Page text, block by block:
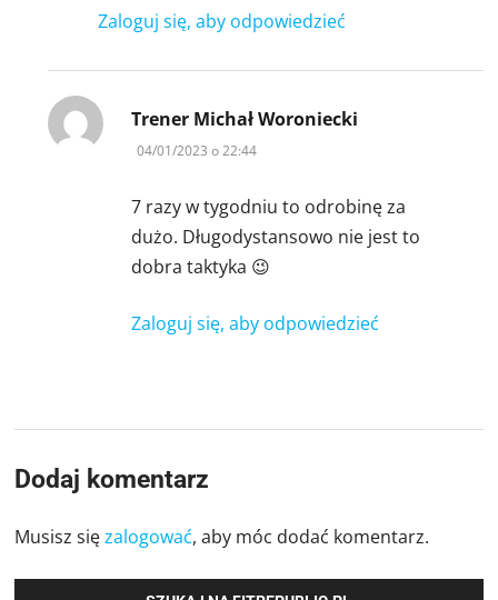
Zaloguj się, aby odpowiedzieć
Trener Michał Woroniecki
04/01/2023 o 22:44
7 razy w tygodniu to odrobinę za
dużo. Długodystansowo nie jest to
dobra taktyka 😉
Zaloguj się, aby odpowiedzieć
Dodaj komentarz
Musisz sięzalogować, aby móc dodać komentarz.